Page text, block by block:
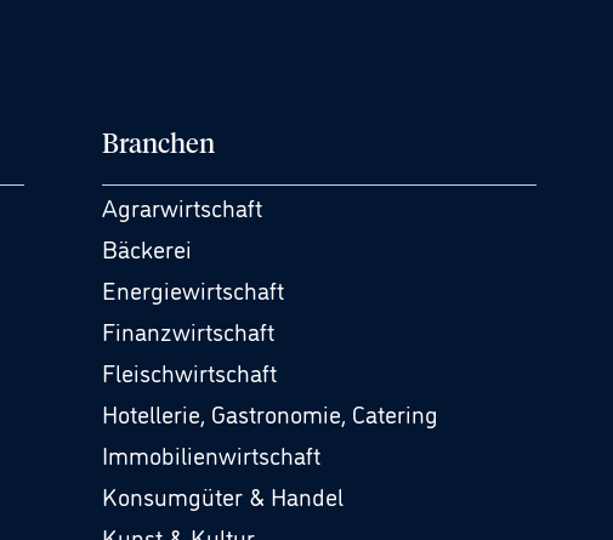
Branchen
Agrarwirtschaft
Bäckerei
Energiewirtschaft
Finanzwirtschaft
Fleischwirtschaft
Hotellerie, Gastronomie, Catering
Immobilienwirtschaft
Konsumgüter & Handel